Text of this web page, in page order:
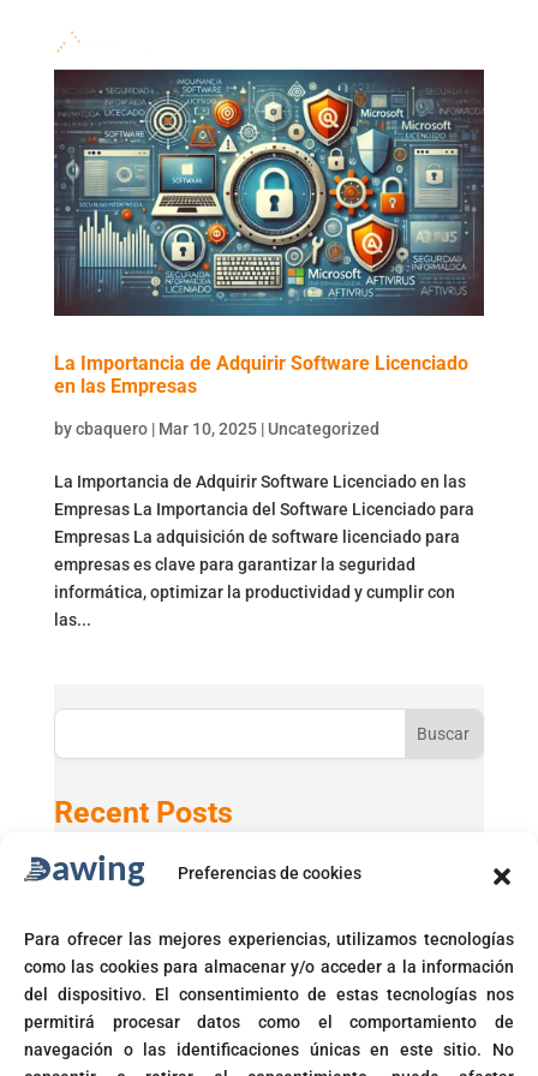
Preferencias de cookies
Para ofrecer las mejores experiencias, utilizamos tecnologías
como las cookies para almacenar y/o acceder a la información
del dispositivo. El consentimiento de estas tecnologías nos
permitirá procesar datos como el comportamiento de
navegación o las identificaciones únicas en este sitio. No
La Importancia de Adquirir Software Licenciado
en las Empresas
bycbaquero| Mar 10, 2025| Uncategorized
La Importancia de Adquirir Software Licenciado en las
Empresas La Importancia del Software Licenciado para
Empresas La adquisición de software licenciado para
empresas es clave para garantizar la seguridad
informática, optimizar la productividad y cumplir con
las...
Buscar
Recent Posts
Active Directory 2025 con Windows 11 24H2
Microsoft activará automáticamente políticas de acceso
condicional
Fin del soporte para Windows 10
Corte prohíbe Zero Rating en Colombia